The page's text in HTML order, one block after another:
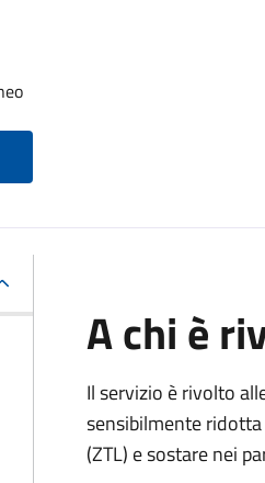
A chi è
Il servizio è rivolto
sensibilmente
(ZTL) e sostare nei